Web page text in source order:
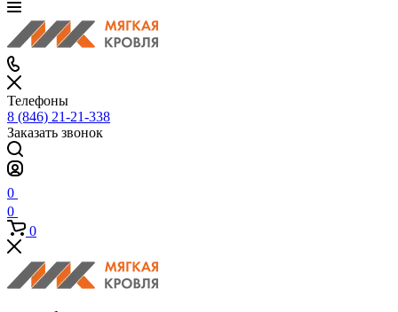
Телефоны
8 (846) 21-21-338
Заказать звонок
0
0
0